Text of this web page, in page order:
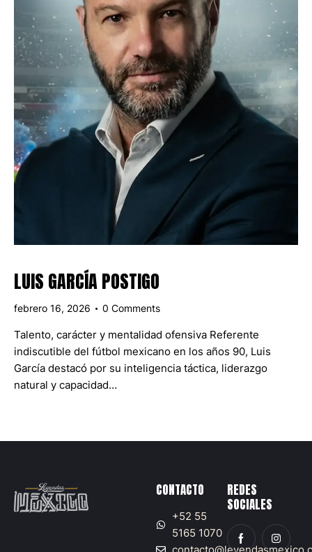
LUIS GARCÍA POSTIGO
febrero 16, 2026 0 Comments
Talento, carácter y mentalidad ofensiva Referente
indiscutible del fútbol mexicano en los años 90, Luis
García destacó por su inteligencia táctica, liderazgo
natural y capacidad…
CONTACTO
+52 55
5165 1070
REDES
SOCIALES